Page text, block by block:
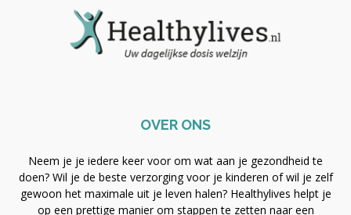
OVER ONS
Neem je je iedere keer voor om wat aan je gezondheid te
doen? Wil je de beste verzorging voor je kinderen of wil je zelf
gewoon het maximale uit je leven halen? Healthylives helpt je
op een prettige manier om stappen te zetten naar een